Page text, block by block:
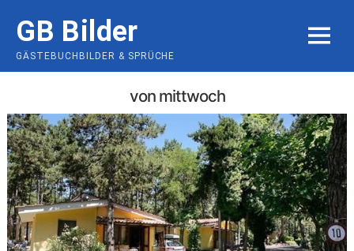
content
GB Bilder
GÄSTEBUCHBILDER & SPRÜCHE
MENU
von mittwoch